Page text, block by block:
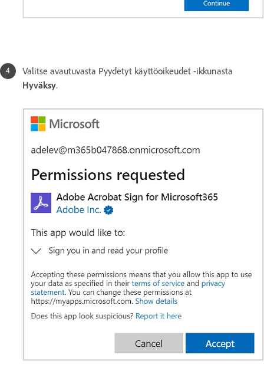
Valitse avautuvasta Pyydetyt käyttöoikeudet -ikkunasta
Hyväksy.